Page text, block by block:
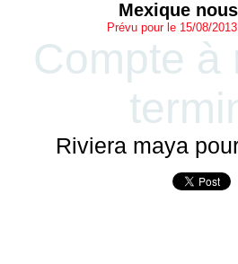
Mexique
Prévu pour le 15/08/
Compte à
Riviera maya